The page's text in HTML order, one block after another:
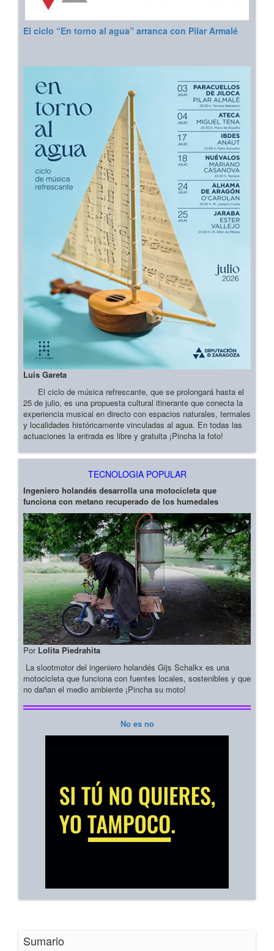
El ciclo “En torno al agua” arranca con Pilar Armalé
Luis Gareta
El ciclo de música refrescante, que se prolongará hasta el
25 de julio, es una propuesta cultural itinerante que conecta la
experiencia musical en directo con espacios naturales, termales
y localidades históricamente vinculadas al agua. En todas las
actuaciones la entrada es libre y gratuita ¡Pincha la foto!
TECNOLOGIA POPULAR
Ingeniero holandés desarrolla una motocicleta que
funciona con metano recuperado de los humedales
Por Lolita Piedrahita
La slootmotor del ingeniero holandés Gijs Schalkx es una
motocicleta que funciona con fuentes locales, sostenibles y que
no dañan el medio ambiente ¡Pincha su moto!
No es no
Sumario